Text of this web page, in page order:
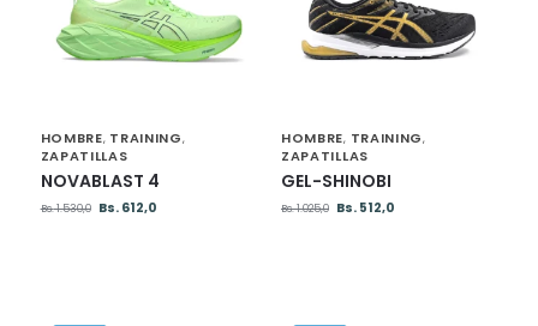
HOMBRE, TRAINING,
ZAPATILLAS
NOVABLAST 4
Bs.1.530,0 Bs. 612,0
HOMBRE, TRAINING,
ZAPATILLAS
GEL-SHINOBI
Bs.1.025,0 Bs. 512,0